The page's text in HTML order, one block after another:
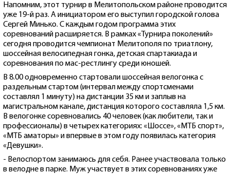
Напомним, этот турнир в Мелитопольском районе проводится
уже 19-й раз. А инициатором его выступил городской голова
Сергей Минько. С каждым годом программа этих
соревнований расширяется. В рамках «Турнира поколений»
сегодня проводится чемпионат Мелитополя по триатлону,
шоссейная велосипедная гонка, детская спартакиада и
соревнования по мас-рестлингу среди юношей.
В 8.00 одновременно стартовали шоссейная велогонка с
раздельным стартом (интервал между спортсменами
составлял 1 минуту) на дистанции 35 км и заплыв на
магистральном канале, дистанция которого составляла 1,5 км.
В велогонке соревновались 40 человек (как любители, так и
профессионалы) в четырех категориях: «Шоссе», «МТБ спорт»,
«МТБ аматоры» и впервые в этом году появилась категория
«Девушки».
- Велоспортом занимаюсь для себя. Ранее участвовала только
в велодне в парке. Муж участвует в этих соревнованиях уже